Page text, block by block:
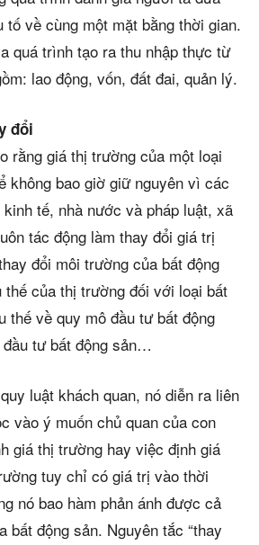
về cùng một mặt bằng thời gian.
quá trình tạo ra thu nhập thực từ
lao động, vốn, đất đai, quản lý.
đổi
rằng giá thị trường của một loại
không bao giờ giữ nguyên vì các
tế, nhà nước và pháp luật, xã
tác động làm thay đổi giá trị
đổi môi trường của bất động
của thị trường đối với loại bất
thế về quy mô đầu tư bất động
tư bất động sản…
luật khách quan, nó diễn ra liên
vào ý muốn chủ quan của con
giá thị trường hay việc định giá
tuy chỉ có giá trị vào thời
nó bao hàm phản ánh được cả
bất động sản. Nguyên tắc “thay